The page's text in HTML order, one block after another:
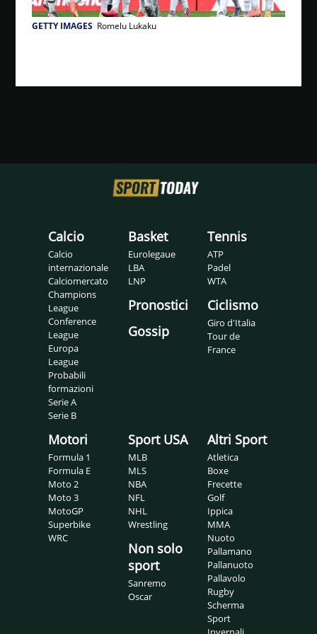
GETTY IMAGES Romelu Lukaku
Calcio
Calcio
internazionale
Calciomercato
Champions
League
Conference
League
Europa
League
Probabili
formazioni
Serie A
Serie B
Basket
Eurolegaue
LBA
LNP
Pronostici
Gossip
Tennis
ATP
Padel
WTA
Ciclismo
Giro d'Italia
Tour de
France
Motori
Formula 1
Formula E
Moto 2
Moto 3
MotoGP
Superbike
WRC
Sport USA
MLB
MLS
NBA
NFL
NHL
Wrestling
Non solo
sport
Sanremo
Oscar
Altri Sport
Atletica
Boxe
Frecette
Golf
Ippica
MMA
Nuoto
Pallamano
Pallanuoto
Pallavolo
Rugby
Scherma
Sport